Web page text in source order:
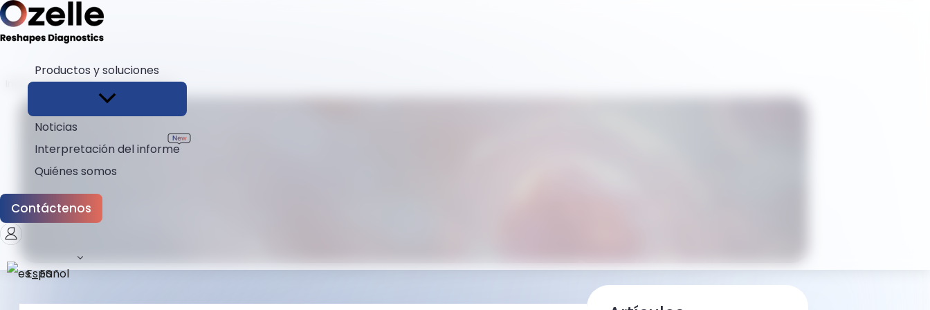
Productos y soluciones
Noticias
Interpretación del informe
Quiénes somos
Contáctenos
Español
Inicio Descargas banner-h5-2